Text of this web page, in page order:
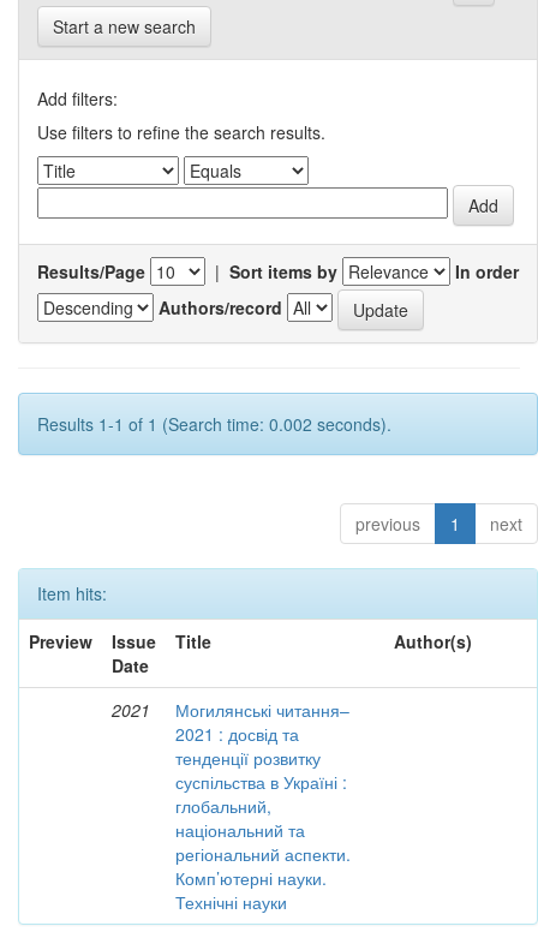
Start a new search
Add filters:
Use filters to refine the search results.
Results/Page | Sort items by
In order
Authors/record
Results 1-1 of 1 (Search time: 0.002 seconds).
previous 1 next
Item hits:
Preview
Issue
Date
Title Author(s)
2021
Могилянські читання–
2021 : досвід та
тенденції розвитку
суспільства в Україні :
глобальний,
національний та
регіональний аспекти.
Комп’ютерні науки.
Технічні науки